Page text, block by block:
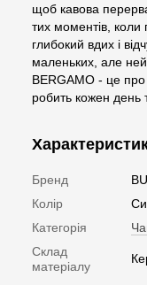
щоб кавова
тих моментів, коли
глибокий вдих і
маленьких, але
BERGAMO - це
робить кожен день
Бренд
Колір
Категорія
Склад
матеріалу